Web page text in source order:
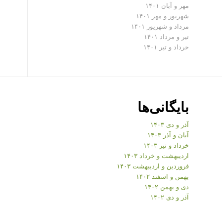
مهر و آبان ۱۴۰۱
شهریور و مهر ۱۴۰۱
مرداد و شهریور ۱۴۰۱
تیر و مرداد ۱۴۰۱
خرداد و تیر ۱۴۰۱
بایگانی‌ها
آذر و دی ۱۴۰۳
آبان و آذر ۱۴۰۳
خرداد و تیر ۱۴۰۳
اردیبهشت و خرداد ۱۴۰۳
فروردین و اردیبهشت ۱۴۰۳
بهمن و اسفند ۱۴۰۲
دی و بهمن ۱۴۰۲
آذر و دی ۱۴۰۲